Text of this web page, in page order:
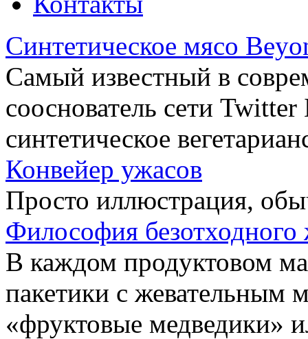
Синтетическое мясо
Самый известный в
сооснователь сети
синтетическое
Конвейер ужасов
Просто иллюстрация,
Философия безотходного
В каждом продуктовом
пакетики с жевательным
«фруктовые медведики»